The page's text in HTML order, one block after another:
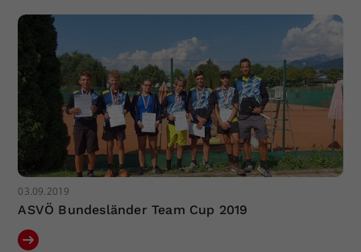
03.09.2019
ASVÖ Bundesländer Team Cup 2019